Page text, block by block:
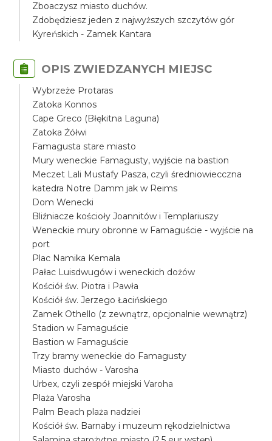
Zboaczysz miasto duchów.
Zdobędziesz jeden z najwyższych szczytów gór
Kyreńskich - Zamek Kantara
OPIS ZWIEDZANYCH MIEJSC
Wybrzeże Protaras
Zatoka Konnos
Cape Greco (Błękitna Laguna)
Zatoka Żółwi
Famagusta stare miasto
Mury weneckie Famagusty, wyjście na bastion
Meczet Lali Mustafy Pasza, czyli średniowiecczna
katedra Notre Damm jak w Reims
Dom Wenecki
Bliźniacze kościoły Joannitów i Templariuszy
Weneckie mury obronne w Famaguście - wyjście na
port
Plac Namika Kemala
Pałac Luisdwugów i weneckich dożów
Kościół św. Piotra i Pawła
Kościół św. Jerzego Łacińskiego
Zamek Othello (z zewnątrz, opcjonalnie wewnątrz)
Stadion w Famaguście
Bastion w Famaguście
Trzy bramy weneckie do Famagusty
Miasto duchów - Varosha
Urbex, czyli zespół miejski Varoha
Plaża Varosha
Palm Beach plaża nadziei
Kościół św. Barnaby i muzeum rękodzielnictwa